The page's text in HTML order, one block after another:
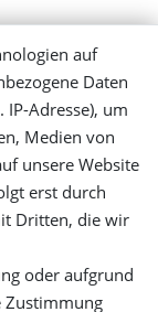
auf
Daten
Adresse), um
Medien von
unsere Website
erst durch
Dritten, die wir
oder aufgrund
Zustimmung